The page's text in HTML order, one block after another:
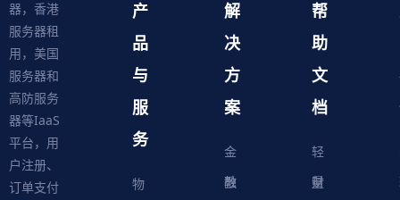
器，香港
服务器租
用，美国
服务器和
高防服务
器等IaaS
平台，用
户注册、
订单支付
产
品
与
服
务
物
解
决
方
案
金
融
教
帮
助
文
档
轻
量
财